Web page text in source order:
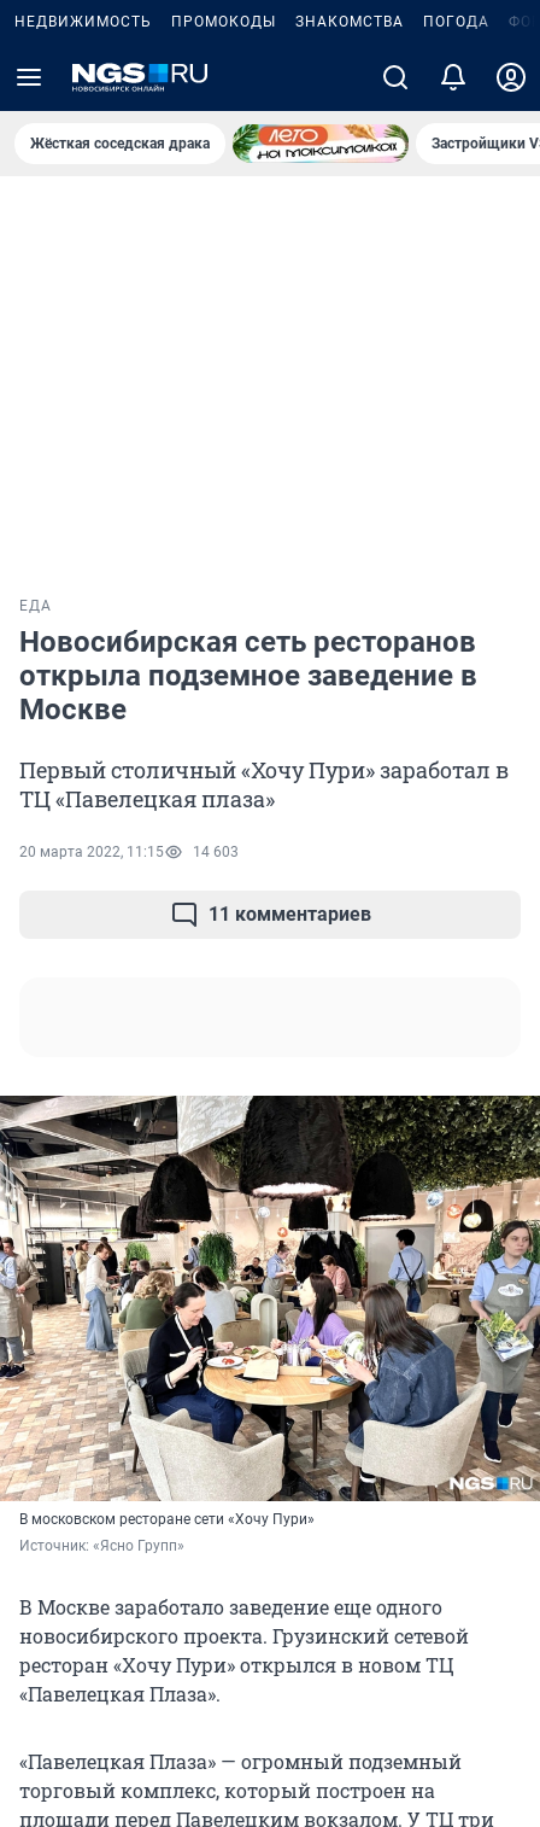
НЕДВИЖИМОСТЬ ПРОМОКОДЫ ЗНАКОМСТВА ПОГОДА
Жёсткая соседская драка Застройщики
ЕДА
Новосибирская сеть ресторанов
открыла подземное заведение в
Москве
Первый столичный «Хочу Пури» заработал в
ТЦ «Павелецкая плаза»
20 марта 2022, 11:15 14 603
11 комментариев
В московском ресторане сети «Хочу Пури»
Источник: «Ясно Групп»
В Москве заработало заведение еще одного
новосибирского проекта. Грузинский сетевой
ресторан «Хочу Пури» открылся в новом ТЦ
«Павелецкая Плаза».
«Павелецкая Плаза» — огромный подземный
торговый комплекс, который построен на
площади перед Павелецким вокзалом. У ТЦ три